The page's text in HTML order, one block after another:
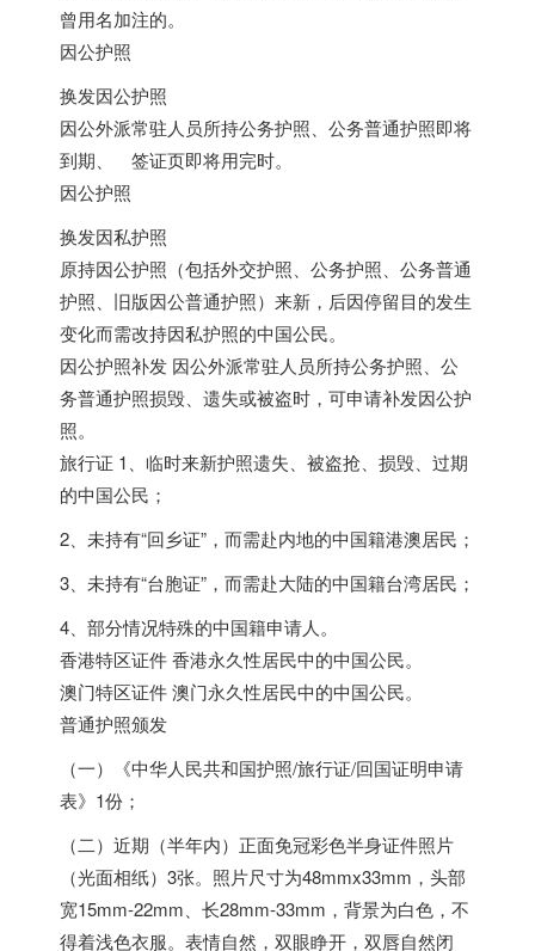
曾用名加注的。
因公护照
换发因公护照
因公外派常驻人员所持公务护照、公务普通护照即将
到期、 签证页即将用完时。
因公护照
换发因私护照
原持因公护照（包括外交护照、公务护照、公务普通
护照、旧版因公普通护照）来新，后因停留目的发生
变化而需改持因私护照的中国公民。
因公护照补发 因公外派常驻人员所持公务护照、公
务普通护照损毁、遗失或被盗时，可申请补发因公护
照。
旅行证 1、临时来新护照遗失、被盗抢、损毁、过期
的中国公民；
2、未持有“回乡证”，而需赴内地的中国籍港澳居民；
3、未持有“台胞证”，而需赴大陆的中国籍台湾居民；
4、部分情况特殊的中国籍申请人。
香港特区证件 香港永久性居民中的中国公民。
澳门特区证件 澳门永久性居民中的中国公民。
普通护照颁发
（一）《中华人民共和国护照/旅行证/回国证明申请
表》1份；
（二）近期（半年内）正面免冠彩色半身证件照片
（光面相纸）3张。照片尺寸为48mmx33mm，头部
宽15mm-22mm、长28mm-33mm，背景为白色，不
得着浅色衣服。表情自然，双眼睁开，双唇自然闭